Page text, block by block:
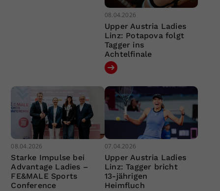
08.04.2026
Upper Austria Ladies
Linz: Potapova folgt
Tagger ins
Achtelfinale
08.04.2026
Starke Impulse bei
Advantage Ladies –
FE&MALE Sports
Conference
07.04.2026
Upper Austria Ladies
Linz: Tagger bricht
13-jährigen
Heimfluch